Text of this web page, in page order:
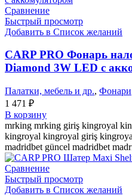
Сравнение
Быстрый просмотр
Добавить в Список желаний
CARP PRO Фонарь
Diamond 3W LED с
Палатки, мебель и др., Фонари
1 471 ₽
В корзину
mrking mrking giriş kingroyal
kingroyal kingroyal giriş
madridbet güncel madridbet
Сравнение
Быстрый просмотр
Добавить в Список желаний